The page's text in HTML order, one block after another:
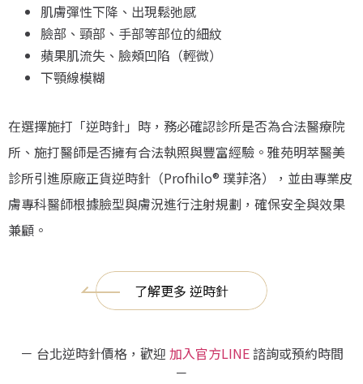
肌膚彈性下降、出現鬆弛感
臉部、頸部、手部等部位的細紋
蘋果肌流失、臉頰凹陷（輕微）
下顎線模糊
在選擇施打「逆時針」時，務必確認診所是否為合法醫療院
所、施打醫師是否擁有合法執照與豐富經驗。雅苑明萃醫美
診所引進原廠正貨逆時針（Profhilo® 璞菲洛），並由專業皮
膚專科醫師根據臉型與膚況進行注射規劃，確保安全與效果
兼顧。
了解更多 逆時針
－ 台北逆時針價格，歡迎 加入官方LINE諮詢或預約時間
－